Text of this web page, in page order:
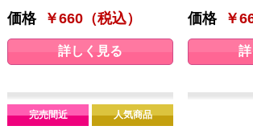
価格 ￥660（税込）
詳しく見る
価格 ￥
完売間近 人気商品